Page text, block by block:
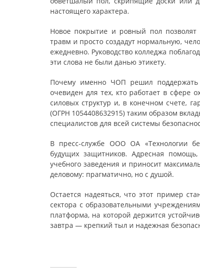
настоящего характера.
Новое покрытие и ровный пол позволят
травм и просто создадут нормальную,
ежедневно. Руководство колледжа
эти слова не были данью этикету.
Почему именно ЧОП решил поддержать
очевиден для тех, кто работает в сфере
силовых структур и, в конечном счете,
(ОГРН 1054408632915) таким образом
специалистов для всей системы
В пресс-службе ООО ОА «Технологии
будущих защитников. Адресная
учебного заведения и приносит
деловому: прагматично, но с душой.
Остается надеяться, что этот пример
сектора с образовательными
платформа, на которой держится
завтра — крепкий тыл и надежная